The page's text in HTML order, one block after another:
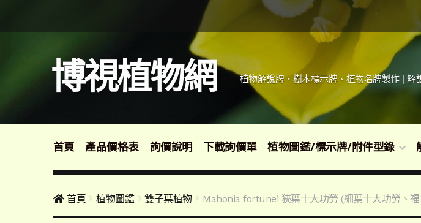
覽
列
要
內
容
博視植物網 植物解說牌、樹木標示牌、植物名牌製作 | 解
首頁 產品價格表 詢價說明 下載詢價單 植物圖鑑/標示牌/附件型錄
首頁 植物圖鑑 雙子葉植物 Mahonia fortunei 狹葉十大功勞 (細葉十大功勞、